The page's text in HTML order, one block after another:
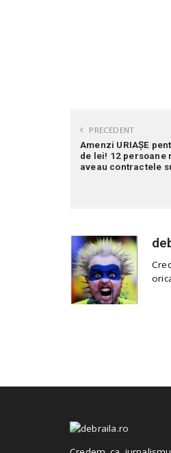
PRECEDENT
Amenzi URIAȘE
de lei! 12 persoane
aveau contractele